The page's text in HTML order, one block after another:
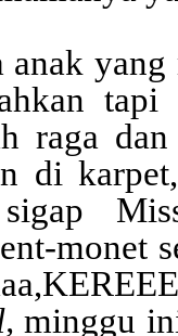
tapi
raga
di
sigap
monet
minggu